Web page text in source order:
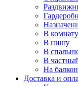
В комнату
В нишу
В
В
На балкон
Доставка и